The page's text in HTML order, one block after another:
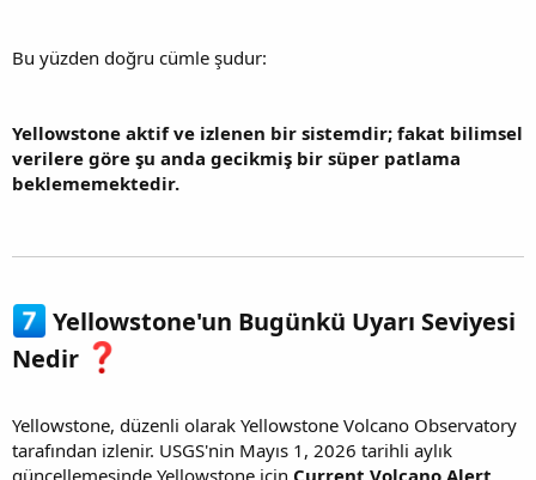
Bu yüzden doğru cümle şudur:
Yellowstone aktif ve izlenen bir sistemdir; fakat bilimsel
verilere göre şu anda gecikmiş bir süper patlama
beklememektedir.
Yellowstone'un Bugünkü Uyarı Seviyesi
Nedir
Yellowstone, düzenli olarak Yellowstone Volcano Observatory
tarafından izlenir. USGS'nin Mayıs 1, 2026 tarihli aylık